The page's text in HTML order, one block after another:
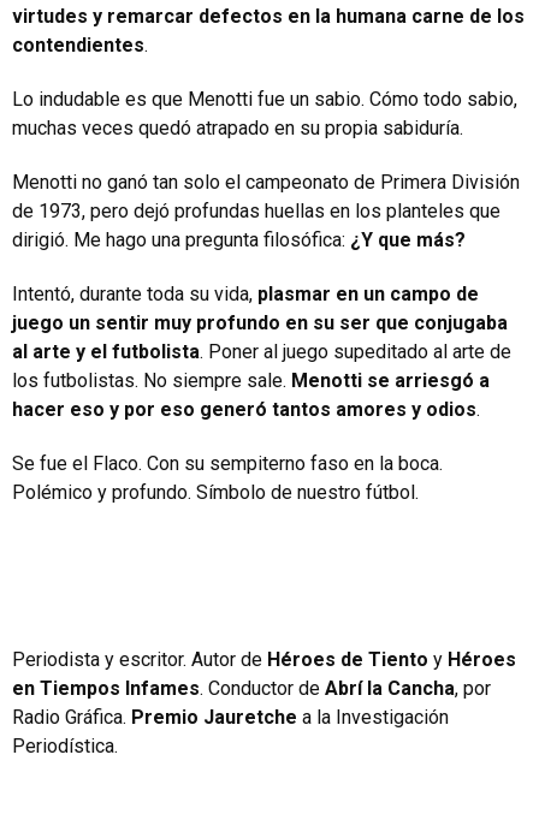
virtudes y remarcar defectos en la humana carne de los
contendientes.
Lo indudable es que Menotti fue un sabio. Cómo todo sabio,
muchas veces quedó atrapado en su propia sabiduría.
Menotti no ganó tan solo el campeonato de Primera División
de 1973, pero dejó profundas huellas en los planteles que
dirigió. Me hago una pregunta filosófica: ¿Y que más?
Intentó, durante toda su vida, plasmar en un campo de
juego un sentir muy profundo en su ser que conjugaba
al arte y el futbolista. Poner al juego supeditado al arte de
los futbolistas. No siempre sale. Menotti se arriesgó a
hacer eso y por eso generó tantos amores y odios.
Se fue el Flaco. Con su sempiterno faso en la boca.
Polémico y profundo. Símbolo de nuestro fútbol.
Periodista y escritor. Autor de Héroes de Tiento y Héroes
en Tiempos Infames. Conductor de Abrí la Cancha, por
Radio Gráfica. Premio Jauretche a la Investigación
Periodística.